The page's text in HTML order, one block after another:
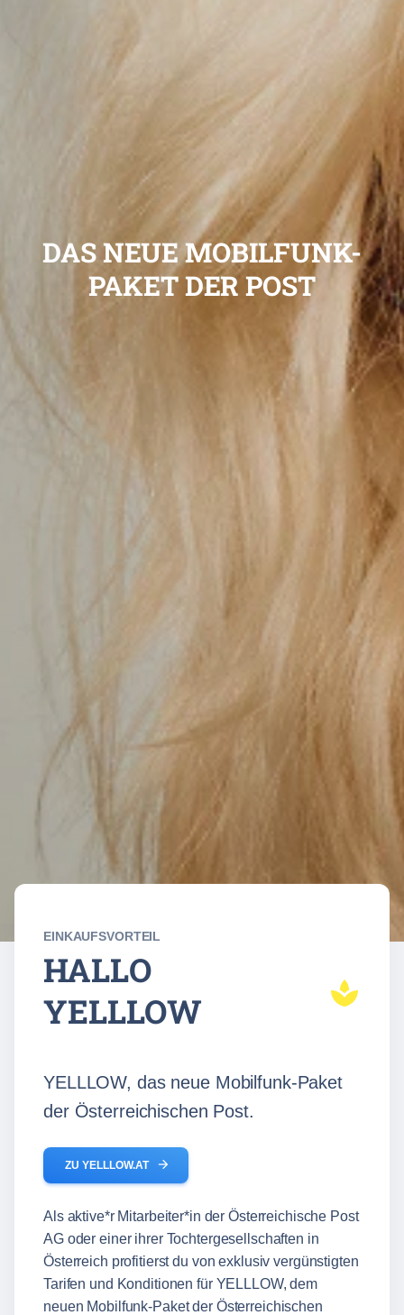
DAS NEUE MOBILFUNK-
PAKET DER POST
EINKAUFSVORTEIL
HALLO
YELLLOW
YELLLOW, das neue Mobilfunk-Paket
der Österreichischen Post.
ZU YELLLOW.AT arrow_forward
Als aktive*r Mitarbeiter*in der Österreichische Post
AG oder einer ihrer Tochtergesellschaften in
Österreich profitierst du von exklusiv vergünstigten
Tarifen und Konditionen für YELLLOW, dem
neuen Mobilfunk-Paket der Österreichischen